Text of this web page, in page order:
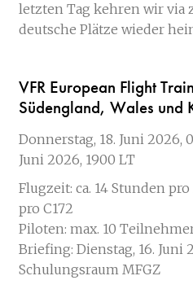
letzten Tag kehren wir via
deutsche Plätze wieder
VFR European Flight
Südengland, Wales und
Donnerstag, 18. Juni 2026,
Juni 2026, 1900 LT
Flugzeit: ca. 14 Stunden
pro C172
Piloten: max. 10
Briefing: Dienstag, 16. Juni
Schulungsraum MFGZ